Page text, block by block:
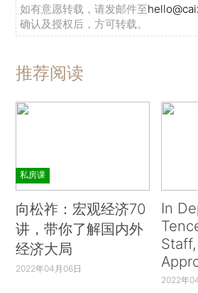
如有意愿转载，请发邮件至
确认及授权后，方可转载。
推荐阅读
私房课
向松祚：宏观经济70
讲，带你了解国内外
经济大局
2022年04月06日
In
Staff,
2022年